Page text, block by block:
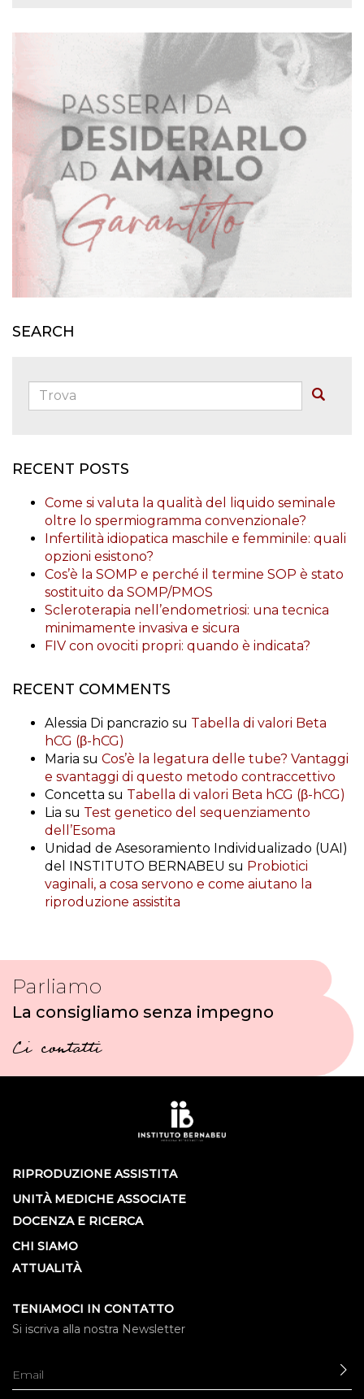
SEARCH
Trova:
RECENT POSTS
Come si valuta la qualità del liquido seminale
oltre lo spermiogramma convenzionale?
Infertilità idiopatica maschile e femminile: quali
opzioni esistono?
Cos’è la SOMP e perché il termine SOP è stato
sostituito da SOMP/PMOS
Scleroterapia nell’endometriosi: una tecnica
minimamente invasiva e sicura
FIV con ovociti propri: quando è indicata?
RECENT COMMENTS
Alessia Di pancrazio su Tabella di valori Beta
hCG (β-hCG)
Maria su Cos’è la legatura delle tube? Vantaggi
e svantaggi di questo metodo contraccettivo
Concetta su Tabella di valori Beta hCG (β-hCG)
Lia su Test genetico del sequenziamento
dell’Esoma
Unidad de Asesoramiento Individualizado (UAI)
del INSTITUTO BERNABEU su Probiotici
vaginali, a cosa servono e come aiutano la
riproduzione assistita
Parliamo
La consigliamo senza impegno
Ci contatti
RIPRODUZIONE ASSISTITA
UNITÀ MEDICHE ASSOCIATE
DOCENZA E RICERCA
CHI SIAMO
ATTUALITÀ
TENIAMOCI IN CONTATTO
Si iscriva alla nostra Newsletter